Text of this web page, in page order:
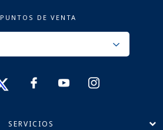
PUNTOS DE VENTA
SERVICIOS